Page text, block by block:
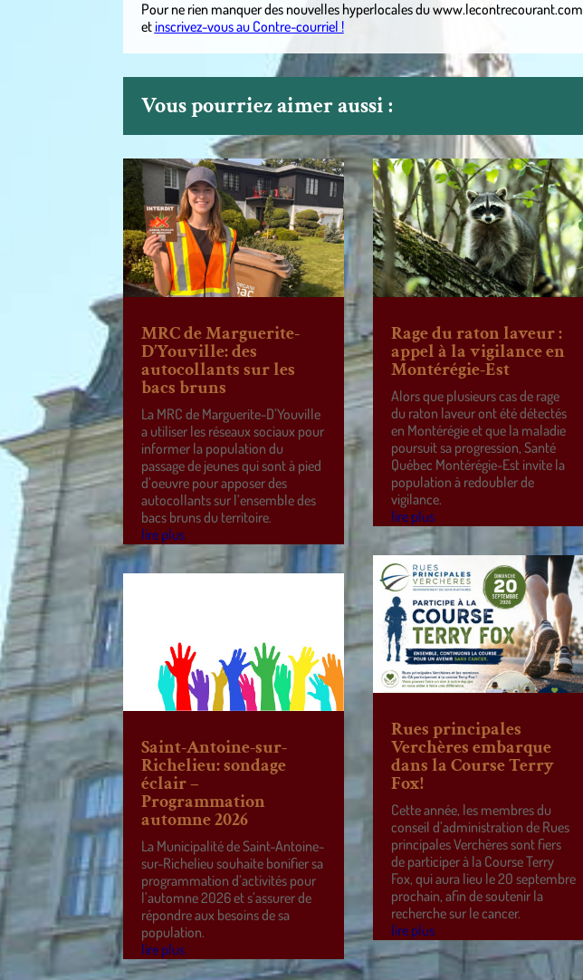
Pour ne rien manquer des nouvelles hyperlocales duwww.lecontrecourant.com
etinscrivez-vous au Contre-courriel !
Vous pourriez aimer aussi :
MRC de Marguerite-
D’Youville: des
autocollants sur les
bacs bruns
La MRC de Marguerite-D’Youville
a utiliser les réseaux sociaux pour
informer la population du
passage de jeunes qui sont à pied
d’oeuvre pour apposer des
autocollants sur l’ensemble des
bacs bruns du territoire.
lire plus
Saint-Antoine-sur-
Richelieu: sondage
éclair –
Programmation
automne 2026
La Municipalité de Saint-Antoine-
sur-Richelieu souhaite bonifier sa
programmation d’activités pour
l’automne 2026 et s’assurer de
répondre aux besoins de sa
population.
lire plus
Rage du raton laveur :
appel à la vigilance en
Montérégie-Est
Alors que plusieurs cas de rage
du raton laveur ont été détectés
en Montérégie et que la maladie
poursuit sa progression, Santé
Québec Montérégie-Est invite la
population à redoubler de
vigilance.
lire plus
Rues principales
Verchères embarque
dans la Course Terry
Fox!
Cette année, les membres du
conseil d’administration de Rues
principales Verchères sont fiers
de participer à la Course Terry
Fox, qui aura lieu le 20 septembre
prochain, afin de soutenir la
recherche sur le cancer.
lire plus